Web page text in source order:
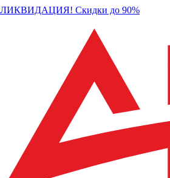
ЛИКВИДАЦИЯ! Скидки до 90%